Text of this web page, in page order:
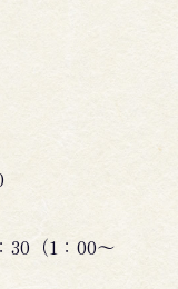
30（1：00～